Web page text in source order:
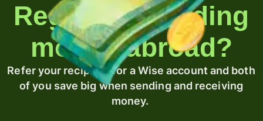
Regularly sending
money abroad?
Refer your recipient for a Wise account and both
of you save big when sending and receiving
money.